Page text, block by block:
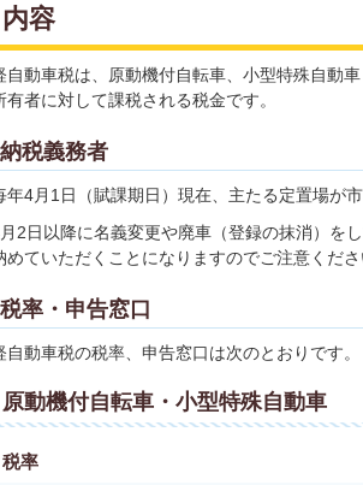
内容
自動車税は、原動機付自転車、小型特殊自動
有者に対して課税される税金です。
納税義務者
年4月1日（賦課期日）現在、主たる定置場が
2日以降に名義変更や廃車（登録の抹消）をし
めていただくことになりますのでご注意くださ
税率・申告窓口
自動車税の税率、申告窓口は次のとおりです。
原動機付自転車・小型特殊自動車
税率